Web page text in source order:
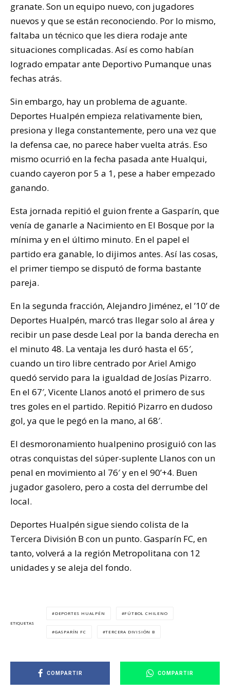
granate. Son un equipo nuevo, con jugadores
nuevos y que se están reconociendo. Por lo mismo,
faltaba un técnico que les diera rodaje ante
situaciones complicadas. Así es como habían
logrado empatar ante Deportivo Pumanque unas
fechas atrás.
Sin embargo, hay un problema de aguante.
Deportes Hualpén empieza relativamente bien,
presiona y llega constantemente, pero una vez que
la defensa cae, no parece haber vuelta atrás. Eso
mismo ocurrió en la fecha pasada ante Hualqui,
cuando cayeron por 5 a 1, pese a haber empezado
ganando.
Esta jornada repitió el guion frente a Gasparín, que
venía de ganarle a Nacimiento en El Bosque por la
mínima y en el último minuto. En el papel el
partido era ganable, lo dijimos antes. Así las cosas,
el primer tiempo se disputó de forma bastante
pareja.
En la segunda fracción, Alejandro Jiménez, el ’10’ de
Deportes Hualpén, marcó tras llegar solo al área y
recibir un pase desde Leal por la banda derecha en
el minuto 48. La ventaja les duró hasta el 65′,
cuando un tiro libre centrado por Ariel Amigo
quedó servido para la igualdad de Josías Pizarro.
En el 67′, Vicente Llanos anotó el primero de sus
tres goles en el partido. Repitió Pizarro en dudoso
gol, ya que le pegó en la mano, al 68′.
El desmoronamiento hualpenino prosiguió con las
otras conquistas del súper-suplente Llanos con un
penal en movimiento al 76′ y en el 90’+4. Buen
jugador gasolero, pero a costa del derrumbe del
local.
Deportes Hualpén sigue siendo colista de la
Tercera División B con un punto. Gasparín FC, en
tanto, volverá a la región Metropolitana con 12
unidades y se aleja del fondo.
ETIQUETAS
DEPORTES HUALPÉN FÚTBOL CHILENO
GASPARÍN FC TERCERA DIVISIÓN B
COMPARTIR COMPARTIR